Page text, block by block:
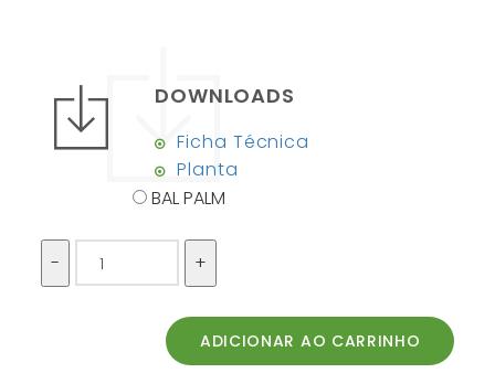
DOWNLOADS
Ficha Técnica
Planta
BAL PALM